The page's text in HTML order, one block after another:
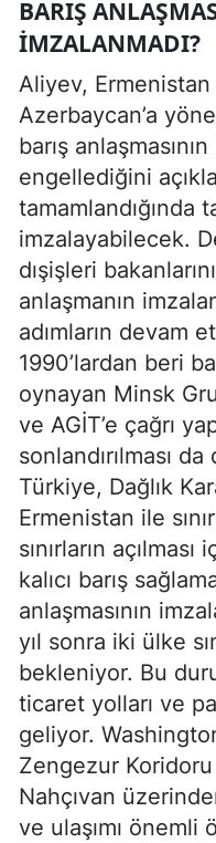
BARIŞ
İMZALANMADI?
Aliyev, Ermenistan
Azerbaycan’a
barış
engellediğini
tamamlandığında
imzalayabilecek.
dışişleri
anlaşmanın
adımların devam
1990’lardan beri
oynayan Minsk
ve AGİT’e çağrı
sonlandırılması
Türkiye, Dağlık
Ermenistan ile
sınırların
kalıcı barış
anlaşmasının
yıl sonra iki ülke
bekleniyor. Bu
ticaret yolları ve
geliyor.
Zengezur Koridoru
Nahçıvan
ve ulaşımı önemli